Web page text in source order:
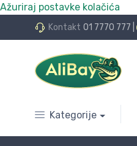
Ažuriraj postavke kolačića
Kontakt 01 7770 777
24 rate bez kamata
Kategorije